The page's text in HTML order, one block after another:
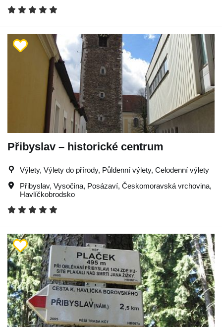
Přibyslav – historické centrum
Výlety, Výlety do přírody, Půldenní výlety, Celodenní výlety
Přibyslav, Vysočina, Posázaví, Českomoravská vrchovina,
Havlíčkobrodsko